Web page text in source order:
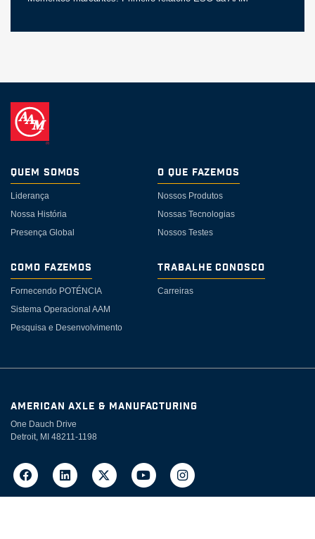
Quem somos
Liderança
Nossa História
Presença Global
O Que Fazemos
Nossos Produtos
Nossas Tecnologias
Nossos Testes
Como Fazemos
Fornecendo POTÉNCIA
Sistema Operacional AAM
Pesquisa e Desenvolvimento
Trabalhe Conosco
Carreiras
AMERICAN AXLE & MANUFACTURING
One Dauch Drive
Detroit, MI 48211-1198